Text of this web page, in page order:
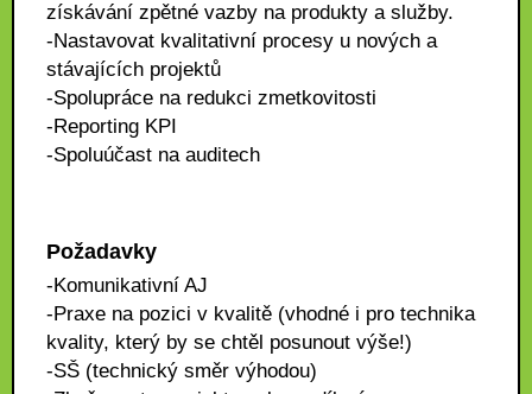
získávání zpětné vazby na produkty a služby.
-Nastavovat kvalitativní procesy u nových a
stávajících projektů
-Spolupráce na redukci zmetkovitosti
-Reporting KPI
-Spoluúčast na auditech
Požadavky
-Komunikativní AJ
-Praxe na pozici v kvalitě (vhodné i pro technika
kvality, který by se chtěl posunout výše!)
-SŠ (technický směr výhodou)